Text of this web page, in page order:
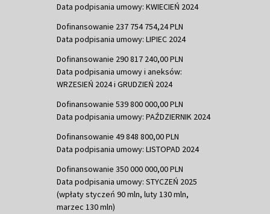
Data podpisania umowy: KWIECIEŃ 2024
Dofinansowanie 237 754 754,24 PLN
Data podpisania umowy: LIPIEC 2024
Dofinansowanie 290 817 240,00 PLN
Data podpisania umowy i aneksów:
WRZESIEŃ 2024 i GRUDZIEŃ 2024
Dofinansowanie 539 800 000,00 PLN
Data podpisania umowy: PAŹDZIERNIK 2024
Dofinansowanie 49 848 800,00 PLN
Data podpisania umowy: LISTOPAD 2024
Dofinansowanie 350 000 000,00 PLN
Data podpisania umowy: STYCZEŃ 2025
(wpłaty styczeń 90 mln, luty 130 mln,
marzec 130 mln)